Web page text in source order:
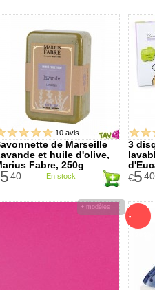
de Marseille
et huile d'olive,
Fabre, 250g
5.40 En stock
10 avis
3
€5.40
+ modèles
-